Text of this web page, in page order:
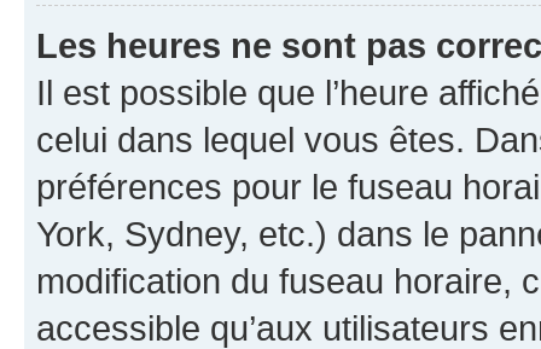
Les heures ne sont pas
Il est possible que l’heure
celui dans lequel vous êtes.
préférences pour le fuseau
York, Sydney, etc.) dans le
modification du fuseau horaire,
accessible qu’aux utilisateurs